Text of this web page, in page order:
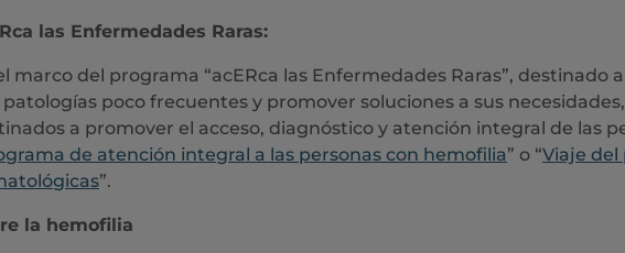
las Enfermedades Raras:
marco del programa “acERca las Enfermedades Raras”, destinado
poco frecuentes y promover soluciones a sus
a promover el acceso, diagnóstico y atención integral de las
de atención integral a las personas con hemofilia” o “Viaje del
”.
la hemofilia